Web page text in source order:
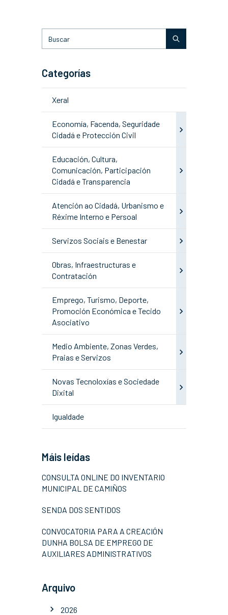
Categorías
Xeral
Economía, Facenda, Seguridade
Cidadá e Protección Civil
Educación, Cultura,
Comunicación, Participación
Cidadá e Transparencia
Atención ao Cidadá, Urbanismo e
Réxime Interno e Persoal
Servizos Sociais e Benestar
Obras, Infraestructuras e
Contratación
Emprego, Turismo, Deporte,
Promoción Económica e Tecido
Asociativo
Medio Ambiente, Zonas Verdes,
Praias e Servizos
Novas Tecnoloxías e Sociedade
Dixital
Igualdade
Máis leídas
CONSULTA ONLINE DO INVENTARIO
MUNICIPAL DE CAMIÑOS
SENDA DOS SENTIDOS
CONVOCATORIA PARA A CREACIÓN
DUNHA BOLSA DE EMPREGO DE
AUXILIARES ADMINISTRATIVOS
Arquivo
2026